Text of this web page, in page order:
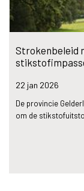
Strokenbeleid
22 jan 2026
De provincie
om de